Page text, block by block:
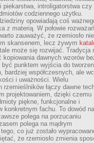
piekarstwa, introligatorstwa czy
codziennego użytku.
opowiadają coś
z materią. W połowie
zauważyć, że rzemiosło nie
skansenem, lecz żywym
może się rozwijać. Tradycja
kopiowania dawnych wzorów
punktem wyjścia do
bardziej współczesnych, ale
i uważności. Wielu
rzemieślników łączy dawne
projektowaniem, dzięki czemu
piękne, funkcjonalne i
konkretnym fachu. To dowód
polega na porzucaniu
polega na mądrym
co już zostało
że rzemiosło zmienia